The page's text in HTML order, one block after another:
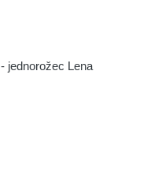
jednorožec Lena